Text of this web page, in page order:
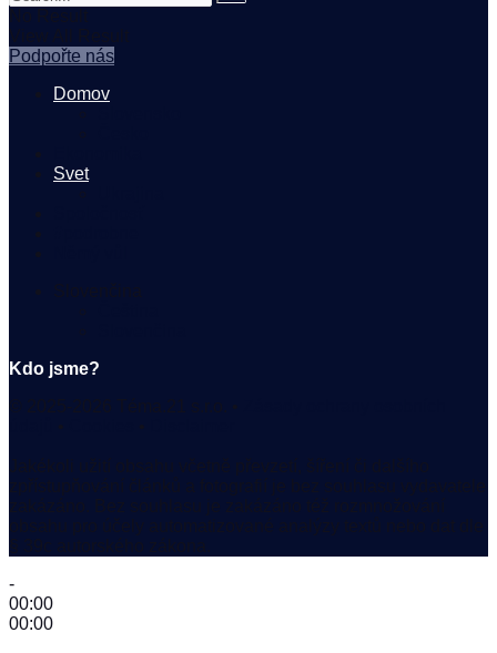
Podpořte nás
Domov
Svet
Kdo jsme?
-
00:00
00:00